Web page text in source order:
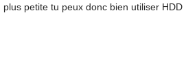
petite tu peux donc bien utiliser HDD